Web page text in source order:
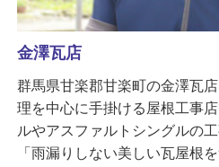
金澤瓦店
群馬県甘楽郡甘楽町の金澤瓦
理を中心に手掛ける屋根工事
ルやアスファルトシングルの
「雨漏りしない美しい瓦屋根